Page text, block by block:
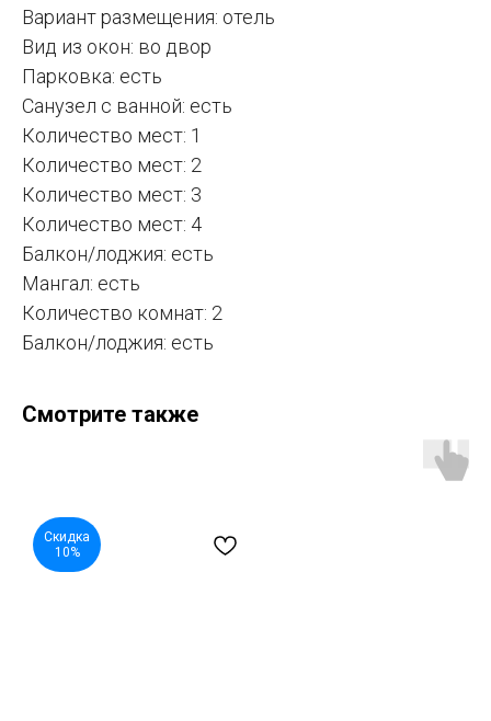
Вариант размещения: отель
Вид из окон: во двор
Парковка: есть
Санузел с ванной: есть
Количество мест: 1
Количество мест: 2
Количество мест: 3
Количество мест: 4
Балкон/лоджия: есть
Мангал: есть
Количество комнат: 2
Балкон/лоджия: есть
Смотрите также
Скидка
10%